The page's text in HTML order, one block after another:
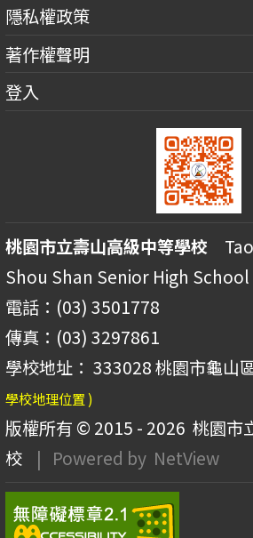
隱私權政策
著作權聲明
登入
桃園市立壽山高級中等學校
Shou Shan Senior High School
電話：(03) 3501778
傳真：(03) 3297861
學校地址： 333028 桃園市龜山
學校地理位置 )
版權所有 © 2015 - 2026 桃園市
校
| Powered by NetView